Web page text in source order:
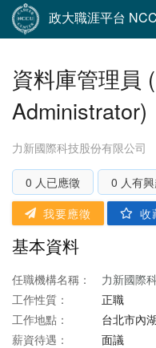
政大職涯平台
資料庫管理員
Administrator)
力新國際科技股份有限公司
0 人已應徵
0 人有
我要應徵
收
基本資料
任職機構名稱：
力新國際
工作性質：
正職
工作地點：
台北市內
薪資待遇：
面議